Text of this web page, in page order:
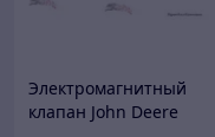
Электромагнитный
клапан John Deere